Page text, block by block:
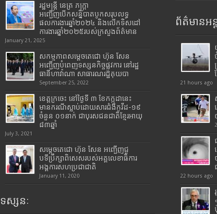
រដ្ឋមន្រ្តី​ នេត្រ​ ភក្ត្រា​
អញ្ជើញបើកសន្និបាតបូកសរុបលទ្ធ
ផលការងារឆ្នាំ២០២៤ និងលើកទិសដៅ
ការងារឆ្នាំ២០២៥របស់​ក្រសួង​ព័ត៌មាន​
January 21, 2025
សកម្មភាពសម្តេចតេជោ ហ៊ុន សែន
អញ្ជើញបំពេញទស្សនកិច្ចផ្លូវការ នៅរដ្ឋ
ធានីហាវ៉ាណា សាធារណរដ្ឋគុយបា
September 25, 2022
ខេត្តក្រចេះ នៅថ្ងៃទី ៣ ខែកក្កដានេះ
មានករណីស្លាប់ដោយសារជំងឺកូវីដ-១៩
ចំនួន ០១នាក់ ជាបុរសជនជាតិខ្មែរអាយុ
៨៣ឆ្នាំ
July 3, 2021
សម្តេចតេជោ ហ៊ុន សែន អញ្ជើញជួ
បទីប្រឹក្សាពិសេសរបស់អគ្គលេខាធិការ
អង្គការសហប្រជាជាតិ
January 11, 2020
ទស្សនៈ
ព័ត៌មានអន្
21 hours ago
22 hours ago